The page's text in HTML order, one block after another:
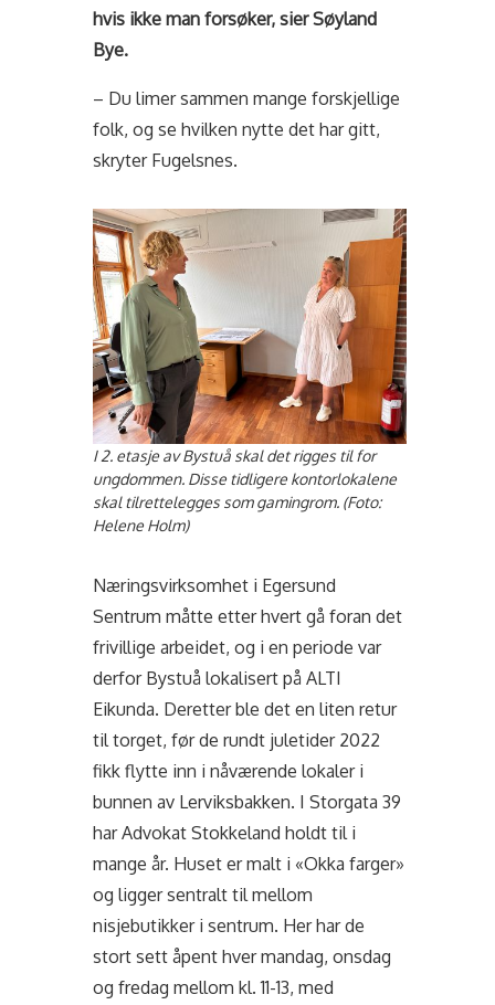
hvis ikke man forsøker, sier Søyland
Bye.
– Du limer sammen mange forskjellige
folk, og se hvilken nytte det har gitt,
skryter Fugelsnes.
I 2. etasje av Bystuå skal det rigges til for
ungdommen. Disse tidligere kontorlokalene
skal tilrettelegges som gamingrom. (Foto:
Helene Holm)
Næringsvirksomhet i Egersund
Sentrum måtte etter hvert gå foran det
frivillige arbeidet, og i en periode var
derfor Bystuå lokalisert på ALTI
Eikunda. Deretter ble det en liten retur
til torget, før de rundt juletider 2022
fikk flytte inn i nåværende lokaler i
bunnen av Lerviksbakken. I Storgata 39
har Advokat Stokkeland holdt til i
mange år. Huset er malt i «Okka farger»
og ligger sentralt til mellom
nisjebutikker i sentrum. Her har de
stort sett åpent hver mandag, onsdag
og fredag mellom kl. 11-13, med